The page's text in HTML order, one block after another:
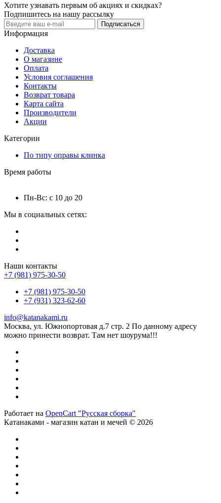
Хотите узнавать первым об акциях и скидках?
Подпишитесь на нашу рассылку
Подписаться
Информация
Доставка
О магазине
Оплата
Условия соглашения
Контакты
Возврат товара
Карта сайта
Производители
Акции
Категории
По типу оправы клинка
Время работы
Пн-Вс: с 10 до 20
Мы в социальных сетях:
Наши контакты
+7 (981) 975-30-50
+7 (981) 975-30-50
+7 (931) 323-62-60
info@katanakami.ru
Москва, ул. Южнопортовая д.7 стр. 2 По данному адресу
можно принести возврат. Там нет шоурума!!!
Работает на OpenCart "Русская сборка"
Катанаками - магазин катан и мечей © 2026